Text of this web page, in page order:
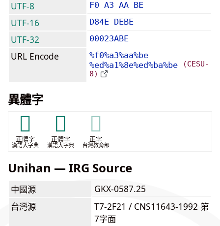
UTF-8 F0 A3 AA BE
UTF-16 D84E DEBE
UTF-32 00023ABE
URL Encode
%f0%a3%aa%be
%ed%a1%8e%ed%ba%be
(CESU-
8)
異體字
𣀓
正體字
漢語大字典
𣫐
正體字
漢語大字典
𣫐
正字
台灣教育部
Unihan — IRG Source
中國源
GKX-0587.25
台灣源
T7-2F21 / CNS11643-1992 第
7字面